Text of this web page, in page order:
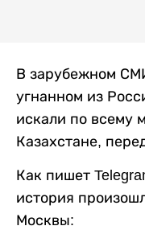
В зарубежном
угнанном из
искали по всему
Казахстане,
Как пишет
история
Москвы: